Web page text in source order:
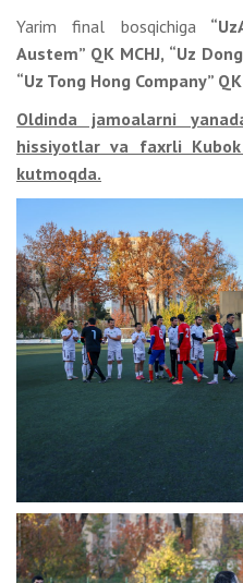
Yarim final bosqichiga
Austem” QK MCHJ, “Uz
“Uz Tong Hong Company”
Oldinda jamoalarni
hissiyotlar va faxrli
kutmoqda.